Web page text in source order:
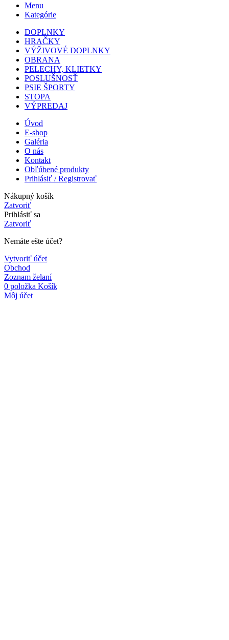
Menu
Kategórie
DOPLNKY
HRAČKY
VÝŽIVOVÉ DOPLNKY
OBRANA
PELECHY, KLIETKY
POSLUŠNOSŤ
PSIE ŠPORTY
STOPA
VÝPREDAJ
Úvod
E-shop
Galéria
O nás
Kontakt
Obľúbené produkty
Prihlásiť / Registrovať
Nákupný košík
Zatvoriť
Prihlásiť sa
Zatvoriť
Nemáte ešte účet?
Vytvoriť účet
Obchod
Zoznam želaní
0 položka Košík
Môj účet